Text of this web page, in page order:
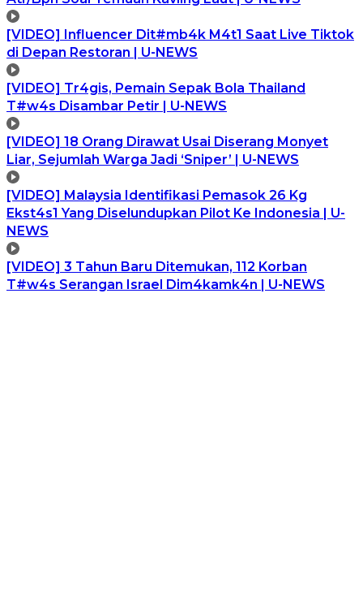
[VIDEO] Influencer Dit#mb4k M4t1 Saat Live Tiktok
di Depan Restoran | U-NEWS
[VIDEO] Tr4gis, Pemain Sepak Bola Thailand
T#w4s Disambar Petir | U-NEWS
[VIDEO] 18 Orang Dirawat Usai Diserang Monyet
Liar, Sejumlah Warga Jadi ‘Sniper’ | U-NEWS
[VIDEO] Malaysia Identifikasi Pemasok 26 Kg
Ekst4s1 Yang Diselundupkan Pilot Ke Indonesia | U-
NEWS
[VIDEO] 3 Tahun Baru Ditemukan, 112 Korban
T#w4s Serangan Israel Dim4kamk4n | U-NEWS